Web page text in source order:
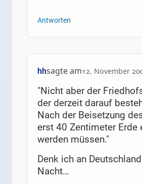
Antworten
hhsagte am12. November
"Nicht aber der
der derzeit darauf
Nach der Beisetzung
erst 40 Zentimeter Erde
werden müssen."
Denk ich an
Nacht…